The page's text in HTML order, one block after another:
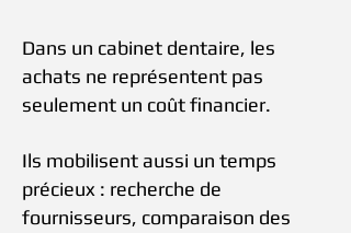
Dans un cabinet dentaire, les
achats ne représentent pas
seulement un coût financier.
Ils mobilisent aussi un temps
précieux : recherche de
fournisseurs, comparaison des